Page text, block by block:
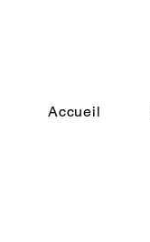
Accueil